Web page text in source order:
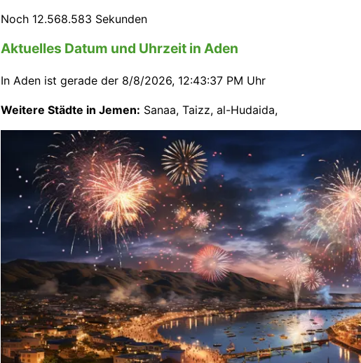
Noch 12.568.581Sekunden
Aktuelles Datum und Uhrzeit in Aden
In Aden ist gerade der 8/8/2026, 12:43:39 PM Uhr
Weitere Städte in Jemen: Sanaa, Taizz, al-Hudaida,